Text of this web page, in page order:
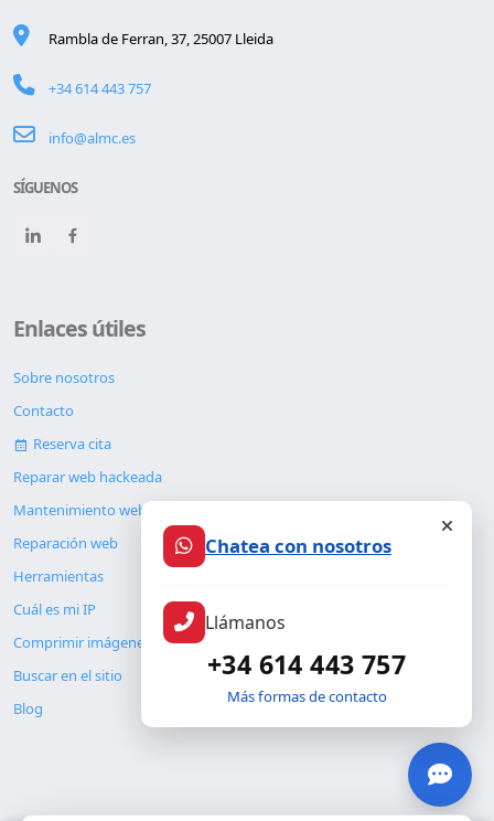
Rambla de Ferran, 37, 25007 Lleida
+34 614 443 757
info@almc.es
SÍGUENOS
Enlaces útiles
Sobre nosotros
Contacto
Reserva cita
Reparar web hackeada
Mantenimiento web
Reparación web
Herramientas
Cuál es mi IP
Comprimir imágenes
Buscar en el sitio
Blog
Chatea con nosotros
Llámanos
+34 614 443 757
Más formas de contacto